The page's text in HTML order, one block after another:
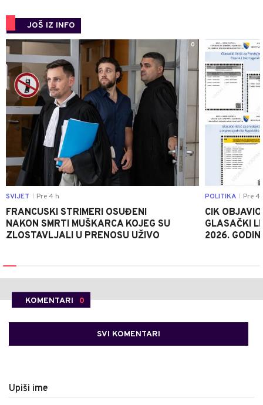
JOŠ IZ INFO
0
SVIJET Pre 4 h
FRANCUSKI STRIMERI OSUĐENI
NAKON SMRTI MUŠKARCA KOJEG SU
ZLOSTAVLJALI U PRENOSU UŽIVO
POLITIKA Pre 4
CIK
GLASAČKI
2026.
KOMENTARI 0
SVI KOMENTARI
Upiši ime